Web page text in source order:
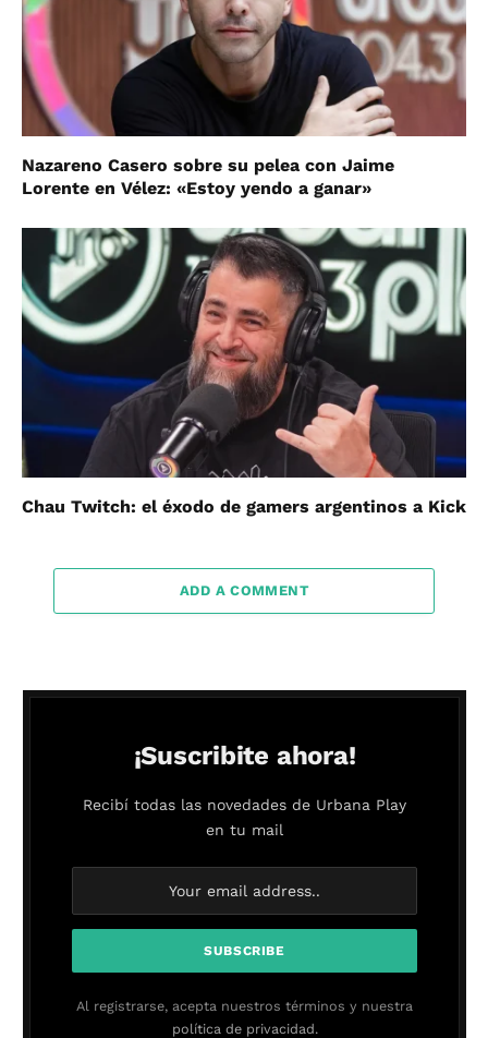
Nazareno Casero sobre su pelea con Jaime
Lorente en Vélez: «Estoy yendo a ganar»
Chau Twitch: el éxodo de gamers argentinos a Kick
ADD A COMMENT
¡Suscribite ahora!
Recibí todas las novedades de Urbana Play
en tu mail
Al registrarse, acepta nuestros términos y nuestra
política de privacidad.